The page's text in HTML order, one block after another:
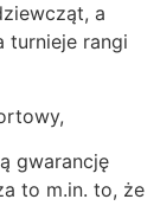
a
turnieje rangi
gwarancję
to m.in. to, że